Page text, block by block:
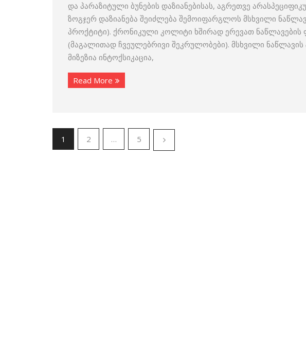
და პარაზიტული ბუნების დაზიანებისას, აგრეთვე
ზოგჯერ დაზიანება შეიძლება შემოიფარგლოს მსხვილი
პროქტიტი). ქრონიკული კოლიტი ხშირად ერევათ ნაწლავების
(მაგალითად ჩვეულებრივი შეკრულობები). მსხვილი
მიზეზია ინტოქსიკაცია,
Read More
1 2 … 5